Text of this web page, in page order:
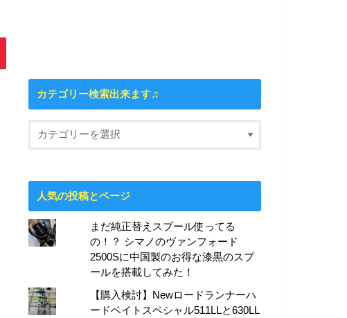
カテゴリー検索出来ます♫
人気の投稿とページ
まだ純正替えスプール使ってる
の！？ シマノのヴァンフォード
2500Sに中国製のお得な漆黒のスプ
ールを搭載してみた！
【購入検討】Newロードランナーハ
ードベイトスペシャル511LLと630LL